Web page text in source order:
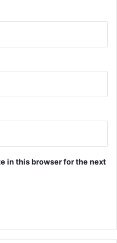
in this browser for the next